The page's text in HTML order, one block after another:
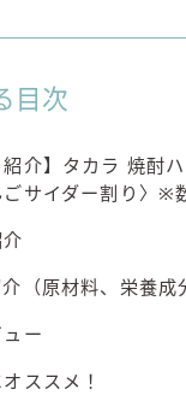
目次
紹介】タカラ 焼酎
ごサイダー割り〉※
（原材料、栄養成
ー
ススメ！